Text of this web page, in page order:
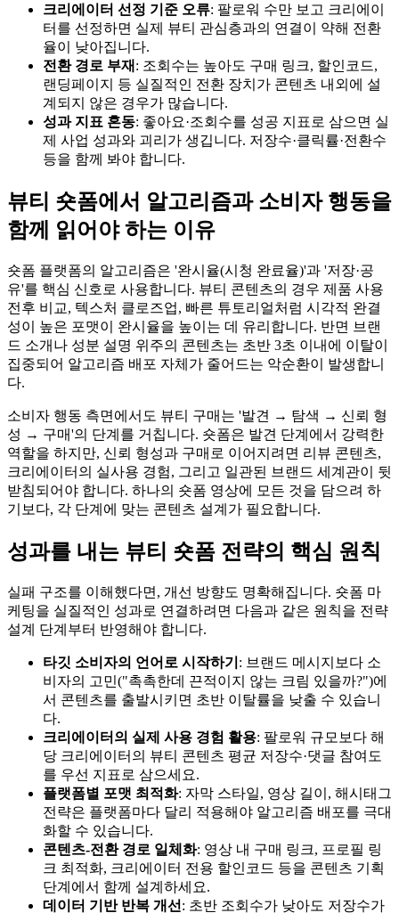
크리에이터 선정 기준 오류: 팔로워 수만 보고 크리에이
터를 선정하면 실제 뷰티 관심층과의 연결이 약해 전환
율이 낮아집니다.
전환 경로 부재 : 조회수는 높아도 구매 링크, 할인코드,
랜딩페이지 등 실질적인 전환 장치가 콘텐츠 내외에 설
계되지 않은 경우가 많습니다.
성과 지표 혼동: 좋아요·조회수를 성공 지표로 삼으면 실
제 사업 성과와 괴리가 생깁니다. 저장수·클릭률·전환수
등을 함께 봐야 합니다.
뷰티 숏폼에서 알고리즘과 소비자 행동을
함께 읽어야 하는 이유
숏폼 플랫폼의 알고리즘은 '완시율(시청 완료율)'과 '저장·공
유'를 핵심 신호로 사용합니다. 뷰티 콘텐츠의 경우 제품 사용
전후 비교, 텍스처 클로즈업, 빠른 튜토리얼처럼 시각적 완결
성이 높은 포맷이 완시율을 높이는 데 유리합니다. 반면 브랜
드 소개나 성분 설명 위주의 콘텐츠는 초반 3초 이내에 이탈이
집중되어 알고리즘 배포 자체가 줄어드는 악순환이 발생합니
다.
소비자 행동 측면에서도 뷰티 구매는 '발견 → 탐색 → 신뢰 형
성 → 구매'의 단계를 거칩니다. 숏폼은 발견 단계에서 강력한
역할을 하지만, 신뢰 형성과 구매로 이어지려면 리뷰 콘텐츠,
크리에이터의 실사용 경험, 그리고 일관된 브랜드 세계관이 뒷
받침되어야 합니다. 하나의 숏폼 영상에 모든 것을 담으려 하
기보다, 각 단계에 맞는 콘텐츠 설계가 필요합니다.
성과를 내는 뷰티 숏폼 전략의 핵심 원칙
실패 구조를 이해했다면, 개선 방향도 명확해집니다. 숏폼 마
케팅을 실질적인 성과로 연결하려면 다음과 같은 원칙을 전략
설계 단계부터 반영해야 합니다.
타깃 소비자의 언어로 시작하기 : 브랜드 메시지보다 소
비자의 고민("촉촉한데 끈적이지 않는 크림 있을까?")에
서 콘텐츠를 출발시키면 초반 이탈률을 낮출 수 있습니
다.
크리에이터의 실제 사용 경험 활용: 팔로워 규모보다 해
당 크리에이터의 뷰티 콘텐츠 평균 저장수·댓글 참여도
를 우선 지표로 삼으세요.
플랫폼별 포맷 최적화: 자막 스타일, 영상 길이, 해시태그
전략은 플랫폼마다 달리 적용해야 알고리즘 배포를 극대
화할 수 있습니다.
콘텐츠-전환 경로 일체화: 영상 내 구매 링크, 프로필 링
크 최적화, 크리에이터 전용 할인코드 등을 콘텐츠 기획
단계에서 함께 설계하세요.
데이터 기반 반복 개선 : 초반 조회수가 낮아도 저장수가